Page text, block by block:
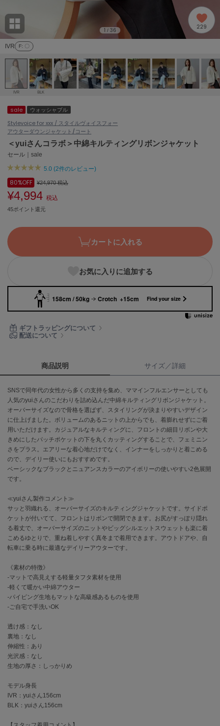
ョン雑貨 (865)
/ランジェリー (127)
ェア (121)
(124)
Ame no chi Hare
アメノチハレ
AMOMMA
アモマ
ánuans
アニュアンス
ànuke
アンヌーク
ASICS
アシックス
Ballelite
バレリット
BANDOLIER
Barbour
Calvin Klein
CELFORD
Clarks Premium
クラークス
CODE A
コードエー
COLE HAAN
コール ハーン
CONVERSE
DANSKIN
ダンスキン
EIMY ISTOIRE
エイミー イストワール
emmi
エミ
emmi atelier
エミ アトリエ
emmi yoga
エミヨガ
エトレトウキョウ
ey
IVR F: 〇
1 / 36 229
IVR BLK
sale
ウォッシャブル
Stylevoice for xxx / スタイルヴォイスフォー
アウターダウンジャケット/コート
＜yuiさんコラボ＞中綿キルティングリボンジャケット
セール｜sale
5.0 (2件のレビュー)
80%OFF ¥24,970税込
¥4,994 税込
45ポイント還元
カートに入れる
お気に入りに追加する
158cm / 50kg Crotch +15cm Find your size
ギフトラッピングについて
配送について
商品説明 サイズ／詳細
SNSで同年代の女性から多くの支持を集め、ママインフルエンサーとしても
人気のyuiさんのこだわりを詰め込んだ中綿キルティングリボンジャケット。
オーバーサイズなので骨格を選ばず、スタイリングが決まりやすいデザイン
に仕上げました。ボリュームのあるニットの上からでも、着膨れせずにご着
用いただけます。カジュアルなキルティングに、フロントの細目リボンや大
きめにしたパッチポケットの下を丸くカッティングすることで、フェミニン
さをプラス。エアリーな着心地だけでなく、インナーをしっかりと着こめる
ので、デイリー使いにもおすすめです。
ベーシックなブラックとニュアンスカラーのアイボリーの使いやすい2色展開
です。
≪yuiさん製作コメント≫
サッと羽織れる、オーバーサイズのキルティングジャケットです。サイドポ
ケットが付いてて、フロントはリボンで開閉できます。お尻がすっぽり隠れ
る着丈で、オーバーサイズのニットやビッグシルエットスウェットも楽に着
こめるゆとりで、重ね着しやすく真冬まで着用できます。アウトドアや、自
転車に乗る時に最適なデイリーアウターです。
《素材の特徴》
-マットで高見えする軽量タフタ素材を使用
-軽くて暖かい中綿アウター
-パイピング生地もマットな高級感あるものを使用
-ご自宅で手洗いOK
透け感：なし
裏地：なし
伸縮性：あり
光沢感：なし
生地の厚さ：しっかりめ
モデル身長
IVR：yuiさん156cm
BLK：yuiさん156cm